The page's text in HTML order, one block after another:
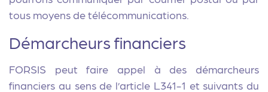
tous moyens de télécommunications.
Démarcheurs financiers
FORSIS peut faire appel à des démarcheurs
financiers au sens de l’article L341-1 et suivants du